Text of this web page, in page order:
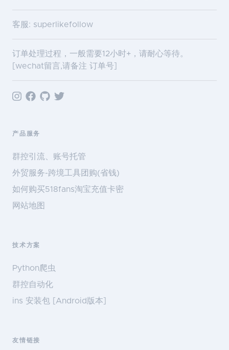
客服: superlikefollow
订单处理过程，一般需要12小时+，请耐心等待。
[wechat留言,请备注 订单号]
产品服务
群控引流、账号托管
外贸服务-跨境工具团购(省钱)
如何购买518fans淘宝充值卡密
网站地图
技术方案
Python爬虫
群控自动化
ins 安装包 [Android版本]
友情链接